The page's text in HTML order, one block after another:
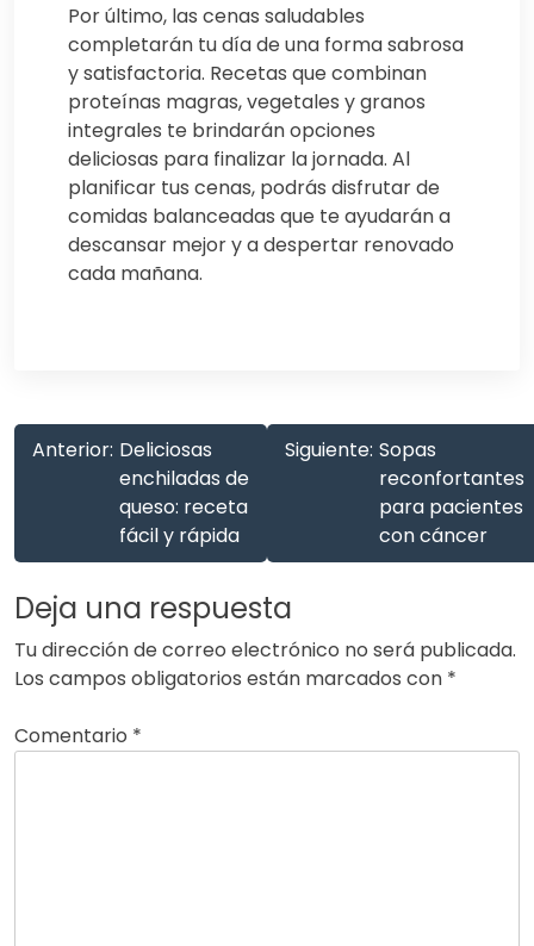
Por último, las cenas saludables
completarán tu día de una forma sabrosa
y satisfactoria. Recetas que combinan
proteínas magras, vegetales y granos
integrales te brindarán opciones
deliciosas para finalizar la jornada. Al
planificar tus cenas, podrás disfrutar de
comidas balanceadas que te ayudarán a
descansar mejor y a despertar renovado
cada mañana.
Anterior: Deliciosas
enchiladas de
queso: receta
fácil y rápida
Siguiente: Sopas
reconfortantes
para pacientes
con cáncer
Deja una respuesta
Tu dirección de correo electrónico no será publicada.
Los campos obligatorios están marcados con *
Comentario *